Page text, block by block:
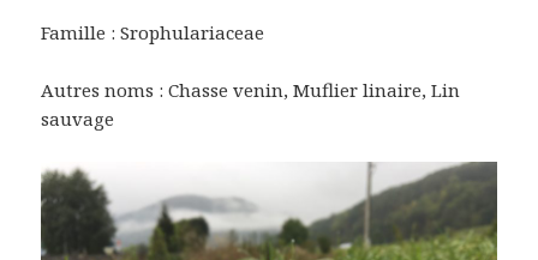
Famille : Srophulariaceae
Autres noms : Chasse venin, Muflier linaire, Lin
sauvage